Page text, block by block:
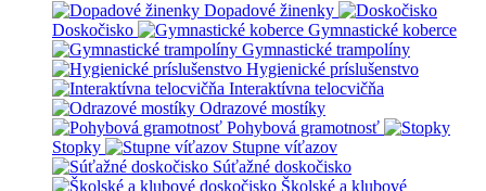
Dopadové žinenky
Doskočisko
Gymnastické koberce
Gymnastické trampolíny
Hygienické príslušenstvo
Interaktívna telocvičňa
Odrazové mostíky
Pohybová gramotnosť
Stopky
Stupne víťazov
Súťažné doskočisko
Školské a klubové